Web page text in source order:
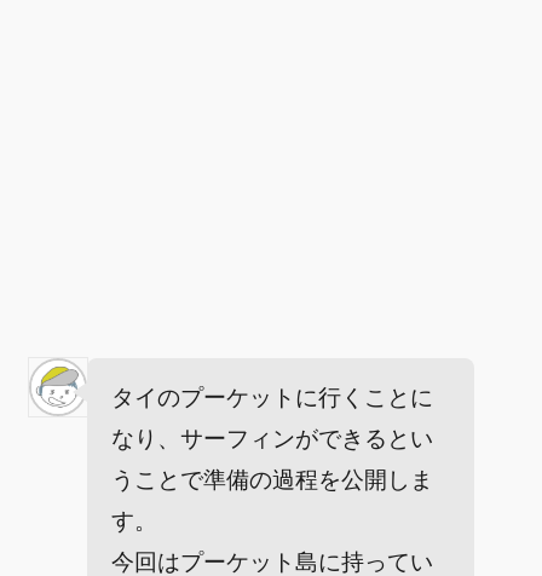
タイのプーケットに行くことに
なり、サーフィンができるとい
うことで準備の過程を公開しま
す。
今回はプーケット島に持ってい